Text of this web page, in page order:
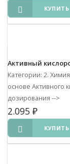
КУПИТЬ
Активный
Категории: 2.
основе Активного
дозирования -->
2.095 ₽
КУПИТЬ